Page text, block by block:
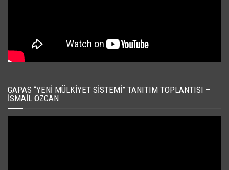
GAPAS “YENI MÜLKIYET SISTEMI” TANITIM TOPLANTISI –
İSMAIL ÖZCAN